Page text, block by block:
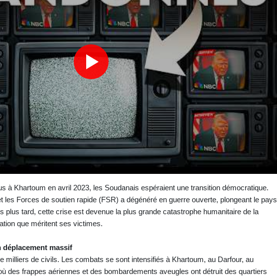
à Khartoum en avril 2023, les Soudanais espéraient une transition démocratique.
les Forces de soutien rapide (FSR) a dégénéré en guerre ouverte, plongeant le pays
plus tard, cette crise est devenue la plus grande catastrophe humanitaire de la
que méritent ses victimes.
déplacement massif
milliers de civils. Les combats se sont intensifiés à Khartoum, au Darfour, au
des frappes aériennes et des bombardements aveugles ont détruit des quartiers